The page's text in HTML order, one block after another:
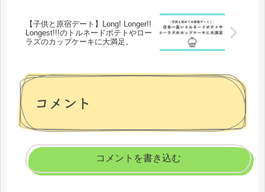
【子供と原宿デート】Long! Longer!!
Longest!!!のトルネードポテトやロー
ラズのカップケーキに大満足。
コメント
コメントを書き込む